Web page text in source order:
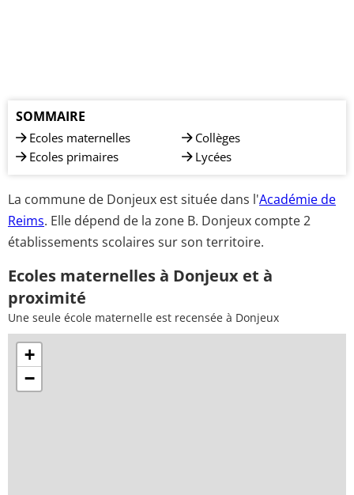
SOMMAIRE
Ecoles maternelles
Ecoles primaires
Collèges
Lycées
La commune de Donjeux est située dans l'Académie de
Reims. Elle dépend de la zone B. Donjeux compte 2
établissements scolaires sur son territoire.
Ecoles maternelles à Donjeux et à
proximité
Une seule école maternelle est recensée à Donjeux
+
−